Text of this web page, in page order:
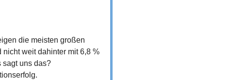
die meisten großen
weit dahinter mit 6,8 %
sagt uns das?